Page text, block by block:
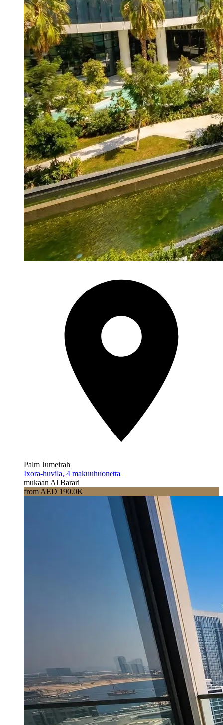
Palm Jumeirah
Ixora-huvila, 4 makuuhuonetta
mukaan Al Barari
from AED 190.0K